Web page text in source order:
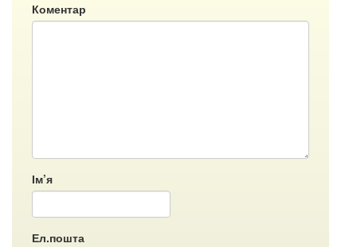
Коментар
Ім’я
Ел.пошта